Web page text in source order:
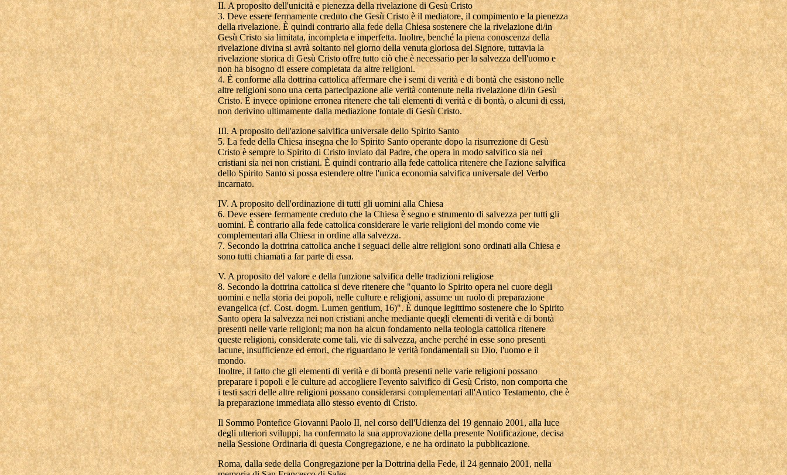
II. A proposito dell'unicità e pienezza della rivelazione di Gesù Cristo
3. Deve essere fermamente creduto che Gesù Cristo è il mediatore, il compimento e la pienezza
della rivelazione. È quindi contrario alla fede della Chiesa sostenere che la rivelazione di/in
Gesù Cristo sia limitata, incompleta e imperfetta. Inoltre, benché la piena conoscenza della
rivelazione divina si avrà soltanto nel giorno della venuta gloriosa del Signore, tuttavia la
rivelazione storica di Gesù Cristo offre tutto ciò che è necessario per la salvezza dell'uomo e
non ha bisogno di essere completata da altre religioni.
4. È conforme alla dottrina cattolica affermare che i semi di verità e di bontà che esistono nelle
altre religioni sono una certa partecipazione alle verità contenute nella rivelazione di/in Gesù
Cristo. È invece opinione erronea ritenere che tali elementi di verità e di bontà, o alcuni di essi,
non derivino ultimamente dalla mediazione fontale di Gesù Cristo.
III. A proposito dell'azione salvifica universale dello Spirito Santo
5. La fede della Chiesa insegna che lo Spirito Santo operante dopo la risurrezione di Gesù
Cristo è sempre lo Spirito di Cristo inviato dal Padre, che opera in modo salvifico sia nei
cristiani sia nei non cristiani. È quindi contrario alla fede cattolica ritenere che l'azione salvifica
dello Spirito Santo si possa estendere oltre l'unica economia salvifica universale del Verbo
incarnato.
IV. A proposito dell'ordinazione di tutti gli uomini alla Chiesa
6. Deve essere fermamente creduto che la Chiesa è segno e strumento di salvezza per tutti gli
uomini. È contrario alla fede cattolica considerare le varie religioni del mondo come vie
complementari alla Chiesa in ordine alla salvezza.
7. Secondo la dottrina cattolica anche i seguaci delle altre religioni sono ordinati alla Chiesa e
sono tutti chiamati a far parte di essa.
V. A proposito del valore e della funzione salvifica delle tradizioni religiose
8. Secondo la dottrina cattolica si deve ritenere che "quanto lo Spirito opera nel cuore degli
uomini e nella storia dei popoli, nelle culture e religioni, assume un ruolo di preparazione
evangelica (cf. Cost. dogm. Lumen gentium, 16)". È dunque legittimo sostenere che lo Spirito
Santo opera la salvezza nei non cristiani anche mediante quegli elementi di verità e di bontà
presenti nelle varie religioni; ma non ha alcun fondamento nella teologia cattolica ritenere
queste religioni, considerate come tali, vie di salvezza, anche perché in esse sono presenti
lacune, insufficienze ed errori, che riguardano le verità fondamentali su Dio, l'uomo e il
mondo.
Inoltre, il fatto che gli elementi di verità e di bontà presenti nelle varie religioni possano
preparare i popoli e le culture ad accogliere l'evento salvifico di Gesù Cristo, non comporta che
i testi sacri delle altre religioni possano considerarsi complementari all'Antico Testamento, che è
la preparazione immediata allo stesso evento di Cristo.
Il Sommo Pontefice Giovanni Paolo II, nel corso dell'Udienza del 19 gennaio 2001, alla luce
degli ulteriori sviluppi, ha confermato la sua approvazione della presente Notificazione, decisa
nella Sessione Ordinaria di questa Congregazione, e ne ha ordinato la pubblicazione.
Roma, dalla sede della Congregazione per la Dottrina della Fede, il 24 gennaio 2001, nella